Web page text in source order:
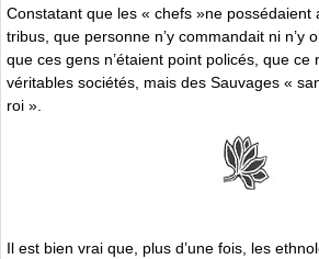
Constatant que les « chefs »ne possédaient
tribus, que personne n’y commandait ni n’y
que ces gens n’étaient point policés, que ce
véritables sociétés, mais des Sauvages «
roi ».
Il est bien vrai que, plus d’une fois, les